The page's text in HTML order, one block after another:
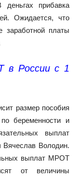
прибавка
Ожидается, что
платы
в России с 1
размер пособия
беременности и
выплат
Вячеслав Володин.
выплат МРОТ
от величины